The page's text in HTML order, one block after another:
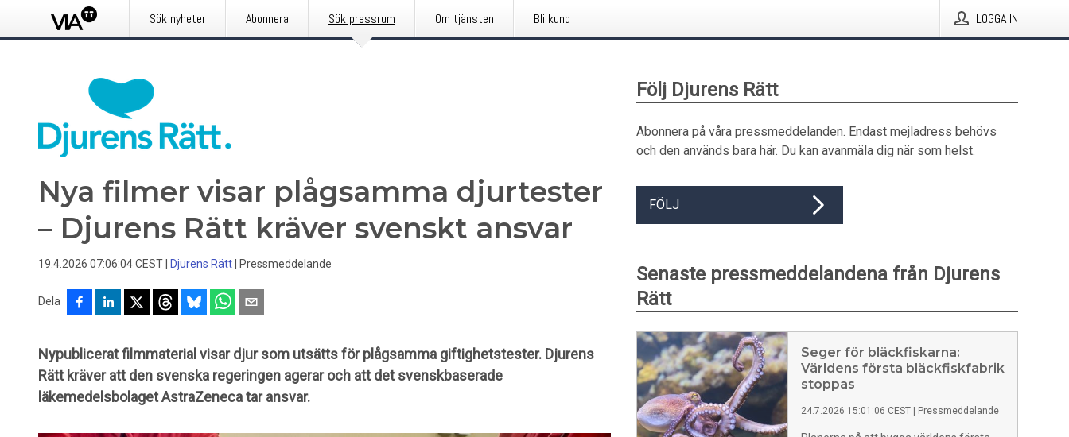
Sök nyheter Abonnera Sök pressrum Om tjänsten Bli kund LOGGA IN
Nya filmer visar plågsamma djurtester
– Djurens Rätt kräver svenskt ansvar
19.4.2026 07:06:04 CEST Djurens Rätt Pressmeddelande
Dela
Nypublicerat filmmaterial visar djur som utsätts för plågsamma giftighetstester. Djurens
Rätt kräver att den svenska regeringen agerar och att det svenskbaserade
läkemedelsbolaget AstraZeneca tar ansvar.
Följ Djurens Rätt
Abonnera på våra pressmeddelanden. Endast mejladress behövs
och den används bara här. Du kan avanmäla dig när som helst.
FÖLJ
Senaste pressmeddelandena från Djurens
Rätt
Seger för bläckfiskarna:
Världens första bläckfiskfabrik
stoppas
24.7.2026 15:01:06 CEST Pressmeddelande